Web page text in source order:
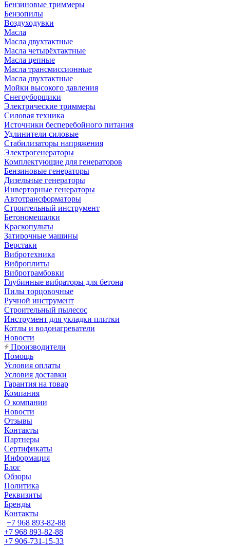
Бензиновые триммеры
Бензопилы
Воздуходувки
Масла
Масла двухтактные
Масла четырёхтактные
Масла цепные
Масла трансмиссионные
Масла двухтактные
Мойки высокого давления
Снегоуборщики
Электрические триммеры
Силовая техника
Источники бесперебойного питания
Удлинители силовые
Стабилизаторы напряжения
Электрогенераторы
Комплектующие для генераторов
Бензиновые генераторы
Дизельные генераторы
Инверторные генераторы
Автотрансформаторы
Строительный инструмент
Бетономешалки
Краскопульты
Затирочные машины
Верстаки
Вибротехника
Виброплиты
Вибротрамбовки
Глубинные вибраторы для бетона
Пилы торцовочные
Ручной инструмент
Строительный пылесос
Инструмент для укладки плитки
Котлы и водонагреватели
Новости
Производители
Помощь
Условия оплаты
Условия доставки
Гарантия на товар
Компания
О компании
Новости
Отзывы
Контакты
Партнеры
Сертификаты
Информация
Блог
Обзоры
Политика
Реквизиты
Бренды
Контакты
+7 968 893-82-88
+7 968 893-82-88
+7 906-731-15-33